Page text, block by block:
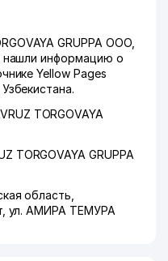
GRUPPA ООО,
нашли информацию о
Yellow Pages
TORGOVAYA
TORGOVAYA GRUPPA
область
, ул. АМИРА ТЕМУРА